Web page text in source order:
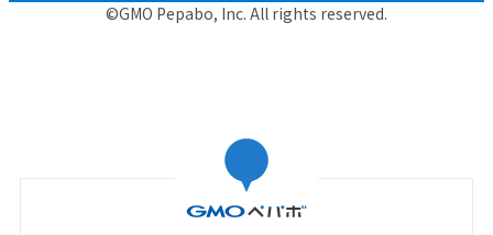
©GMO Pepabo, Inc. All rights reserved.